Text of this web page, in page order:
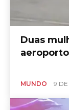
Duas
MUNDO 9